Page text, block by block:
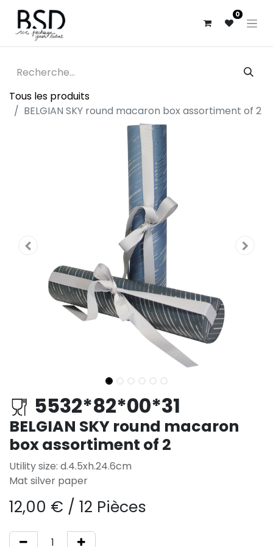
0
Tous les produits
BELGIAN SKY round macaron box assortiment of 2
5532*82*00*31
BELGIAN SKY round macaron
box assortiment of 2
Utility size: d.4.5xh.24.6cm
Mat silver paper
12,00 € / 12 Pièces